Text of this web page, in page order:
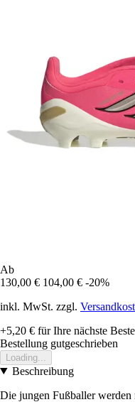
Ab
130,00 € 104,00 € -20%
inkl. MwSt. zzgl.
+5,20 € für Ihre nächste
Bestellung gutgeschrieben
Loading...
Beschreibung
Die jungen Fußballer werden